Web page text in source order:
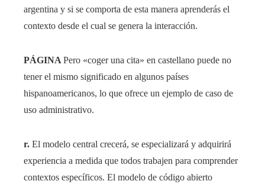
argentina y si se comporta de esta manera aprenderás el
contexto desde el cual se genera la interacción.
PÁGINAPero «coger una cita» en castellano puede no
tener el mismo significado en algunos países
hispanoamericanos, lo que ofrece un ejemplo de caso de
uso administrativo.
r. El modelo central crecerá, se especializará y adquirirá
experiencia a medida que todos trabajen para comprender
contextos específicos. El modelo de código abierto